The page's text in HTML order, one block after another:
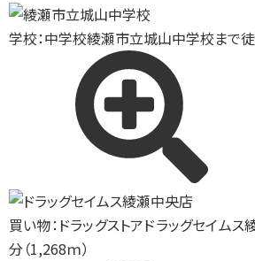
学校：中学校綾瀬市立城山中学校まで徒
買い物：ドラッグストアドラッグセイム
分（1,268ｍ）